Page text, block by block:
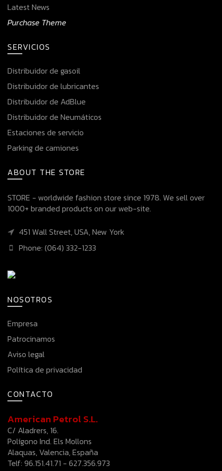
Latest News
Purchase Theme
SERVICIOS
Distribuidor de gasoil
Distribuidor de lubricantes
Distribuidor de AdBlue
Distribuidor de Neumáticos
Estaciones de servicio
Parking de camiones
ABOUT THE STORE
STORE - worldwide fashion store since 1978. We sell over
1000+ branded products on our web-site.
451 Wall Street, USA, New York
Phone: (064) 332-1233
NOSOTROS
Empresa
Patrocinamos
Aviso legal
Política de privacidad
CONTACTO
American Petrol S.L.
C/ Aladrers, 16.
Polígono Ind. Els Mollons
Alaquas, Valencia, España
Telf: 96.151.41.71 - 627.356.973